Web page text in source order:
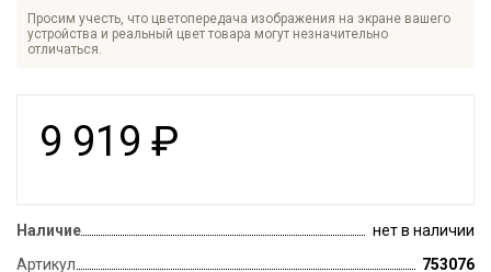
Просим учесть, что цветопередача изображения на экране вашего
устройства и реальный цвет товара могут незначительно
отличаться.
9 919 ₽
Наличие
нет в наличии
Артикул
753076